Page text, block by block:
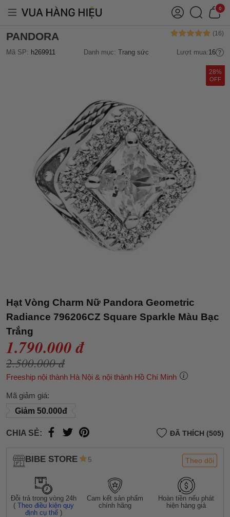
0
PANDORA
Mã SP: h269911 Danh mục: Trang sức Lượt mua:16
28%
OFF
Hạt Vòng Charm Nữ Pandora Geometric
Radiance 796206CZ Square Sparkle Màu Bạc
Trắng
1.790.000 đ
2.500.000 đ
Freeship nội thành Hà Nội & nội thành Hồ Chí Minh
Mã giảm giá:
Giảm 50.000đ
CHIA SẺ: ĐÃ THÍCH (505)
BIBE STORE 5 Theo dõi
Đỗi trả trong vòng 24h
(Theo điều kiện quy
định cụ thể )
Cam kết sản phẩm
chính hãng
Hoàn tiền nếu phát
hiện hàng giả